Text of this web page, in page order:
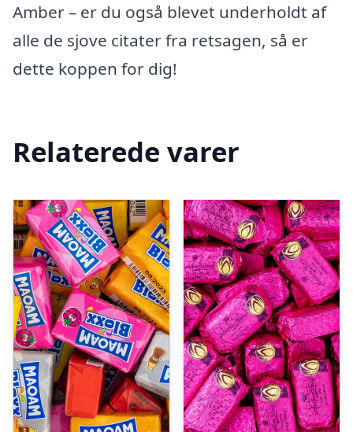
Amber – er du også blevet underholdt af
alle de sjove citater fra retsagen, så er
dette koppen for dig!
Relaterede varer